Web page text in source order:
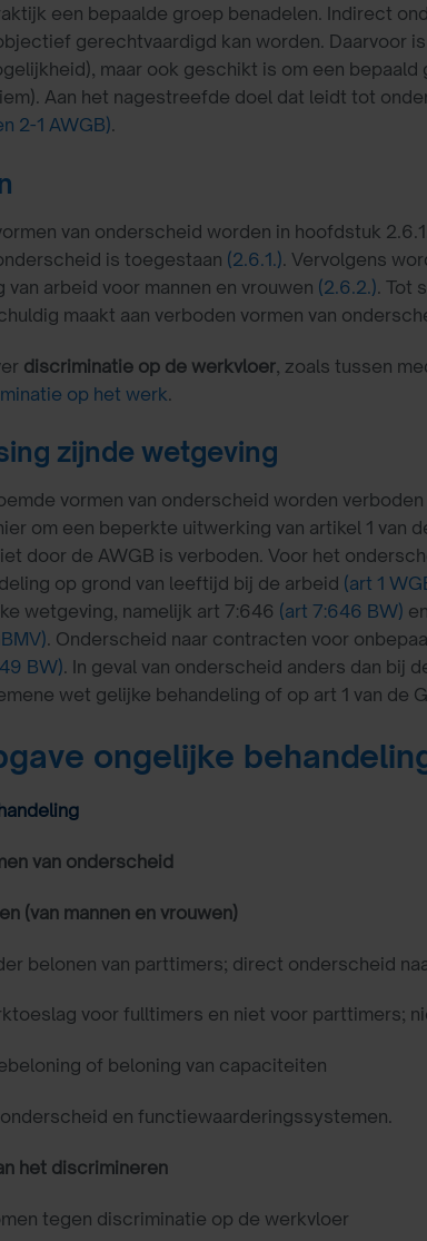
een bepaalde groep benadelen. Indirect
gerechtvaardigd kan worden. Daarvoor
maar ook geschikt is om een
Aan het nagestreefde doel dat leidt tot
2-1 AWGB).
van onderscheid worden in hoofdstuk
is toegestaan (2.6.1.). Vervolgens
van arbeid voor mannen en vrouwen (2.6.2.). Tot
maakt aan verboden vormen van
discriminatie op de werkvloer, zoals tussen
op het werk.
zijnde wetgeving
vormen van onderscheid worden
om een beperkte uitwerking van artikel 1 van
door de AWGB is verboden. Voor het
op grond van leeftijd bij de arbeid (art 1
wetgeving, namelijk art 7:646 (art 7:646 BW)
. Onderscheid naar contracten voor
BW). In geval van onderscheid anders dan bij
wet gelijke behandeling of op art 1 van de
ongelijke
van onderscheid
(van mannen en vrouwen)
belonen van parttimers; direct onderscheid
voor fulltimers en niet voor parttimers;
of beloning van capaciteiten
en functiewaarderingssystemen.
het discrimineren
tegen discriminatie op de werkvloer